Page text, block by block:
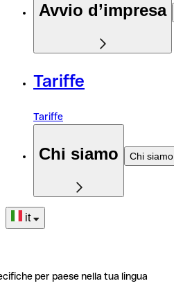
Avvio d’impresa
Tariffe
Tariffe
Chi siamo Chi siamo
it
per paese nella tua lingua